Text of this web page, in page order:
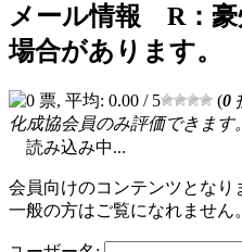
メール情報 R：豪
場合があります。
(0
化成協会員のみ評価できます。
読み込み中...
会員向けのコンテンツとなり
一般の方はご覧になれません。